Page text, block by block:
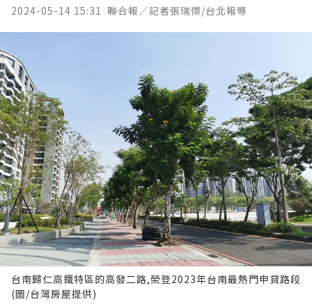
2024-05-14 15:31 聯合報／記者張瑞傑/台北報導
台南歸仁高鐵特區的高發二路,榮登2023年台南最熱門申貸路段
(圖/台灣房屋提供)